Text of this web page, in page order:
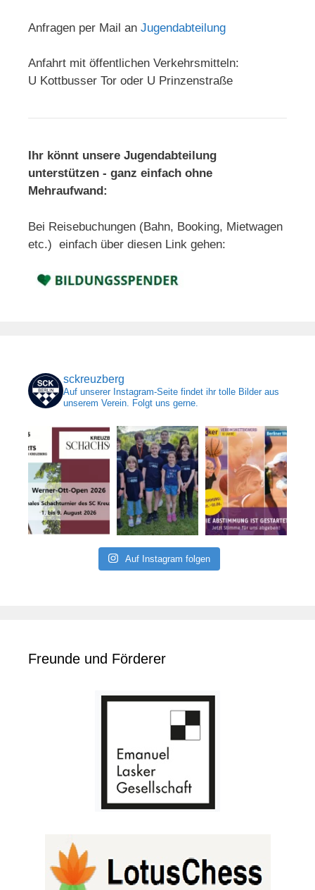
Anfragen per Mail an Jugendabteilung
Anfahrt mit öffentlichen Verkehrsmitteln:
U Kottbusser Tor oder U Prinzenstraße
Ihr könnt unsere Jugendabteilung
unterstützen - ganz einfach ohne
Mehraufwand:
Bei Reisebuchungen (Bahn, Booking, Mietwagen
etc.) einfach über diesen Link gehen:
sckreuzberg
Auf unserer Instagram-Seite findet ihr tolle Bilder aus
unserem Verein. Folgt uns gerne.
Auf Instagram folgen
Freunde und Förderer